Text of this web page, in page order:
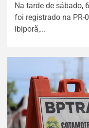
Na tarde de sábado,
foi registrado na PR-
Ibiporã,...